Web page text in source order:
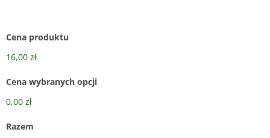
Cena produktu
16,00 zł
Cena wybranych opcji
0,00 zł
Razem